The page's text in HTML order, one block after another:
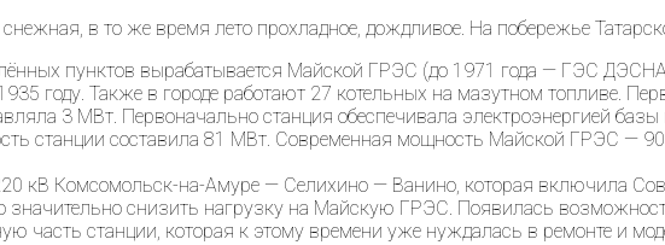
в то же время лето прохладное, дождливое. На побережье
пунктов вырабатывается Майской ГРЭС (до 1971 года — ГЭС
году. Также в городе работают 27 котельных на мазутном топливе.
3 МВт. Первоначально станция обеспечивала электроэнергией
станции составила 81 МВт. Современная мощность Майской ГРЭС —
кВ Комсомольск-на-Амуре — Селихино — Ванино, которая включила
значительно снизить нагрузку на Майскую ГРЭС. Появилась
часть станции, которая к этому времени уже нуждалась в ремонте и